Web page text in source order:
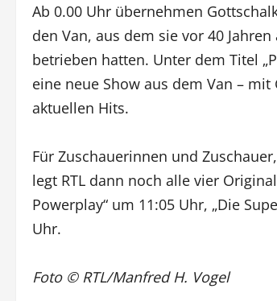
Ab 0.00 Uhr übernehmen
den Van, aus dem sie vor 40
betrieben hatten. Unter dem Titel
eine neue Show aus dem Van –
aktuellen Hits.
Für Zuschauerinnen und
legt RTL dann noch alle vier
Powerplay“ um 11:05 Uhr, „Die
Uhr.
Foto © RTL/Manfred H. Vogel